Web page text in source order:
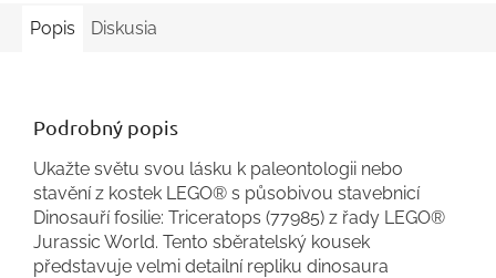
Popis Diskusia
Podrobný popis
Ukažte světu svou lásku k paleontologii nebo
stavění z kostek LEGO® s působivou stavebnicí
Dinosauří fosilie: Triceratops (77985) z řady LEGO®
Jurassic World. Tento sběratelský kousek
představuje velmi detailní repliku dinosaura